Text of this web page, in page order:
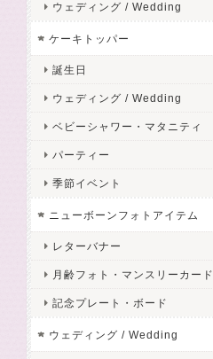
ウェディング / Wedding
ケーキトッパー
誕生日
ウェディング / Wedding
ベビーシャワー・マタニティ
パーティー
季節イベント
ニューボーンフォトアイテム
レターバナー
月齢フォト・マンスリーカード
記念プレート・ボード
ウェディング / Wedding